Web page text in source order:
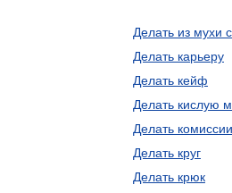
Делать из мухи
Делать карьеру
Делать кейф
Делать кислую
Делать комиссии
Делать круг
Делать крюк